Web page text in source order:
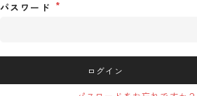
パスワード
ログイン